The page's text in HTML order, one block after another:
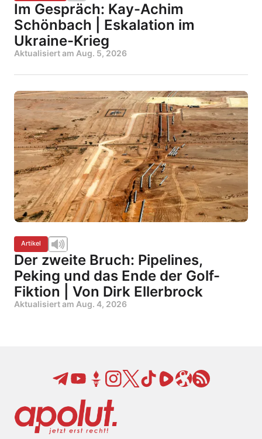
Im Gespräch: Kay-Achim
Schönbach | Eskalation im
Ukraine-Krieg
Aktualisiert am Aug. 5, 2026
Artikel
Der zweite Bruch: Pipelines,
Peking und das Ende der Golf-
Fiktion | Von Dirk Ellerbrock
Aktualisiert am Aug. 4, 2026